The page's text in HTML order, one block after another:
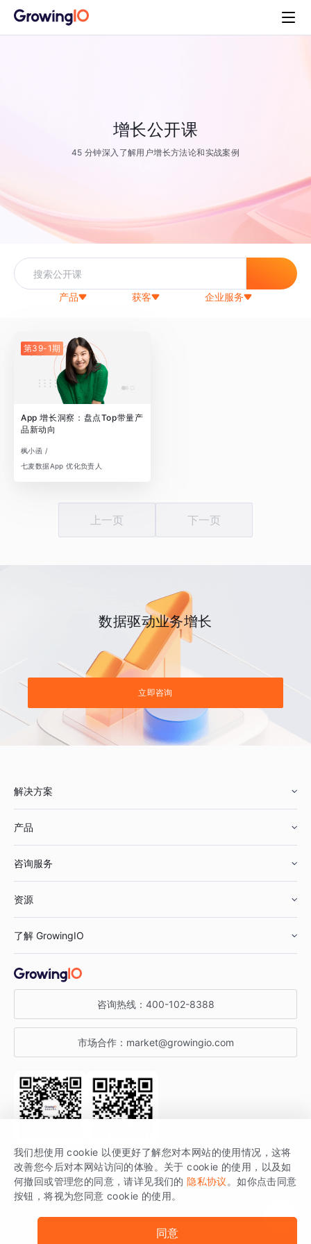
增长公开课
45 分钟深入了解用户增长方法论和实战案例
产品 获客 企业服务
第39-1期
App 增长洞察：盘点Top带量产
品新动向
枫小函 /
七麦数据App 优化负责人
上一页 下一页
数据驱动业务增长
立即咨询
解决方案
鞋服行业
汽车行业
金融行业
产品
智能运营
获客分析
咨询服务
资源
增长公开课
增长博客
开发者文档
SDK 文档
场景指南
了解 GrowingIO
关于 GrowingIO
增长大会
行业活动
咨询热线： 400-102-8388
市场合作： market@growingio.com
关注公众号 获取更多干货
GrowingIO 是专注于数据智能分析与增长的品牌，核心平台为 GrowingIO
分析云。
版权所有 © 北京易数科技有限公司
我们想使用 cookie 以便更好了解您对本网站的使用情况，这将
改善您今后对本网站访问的体验。关于 cookie 的使用，以及如
何撤回或管理您的同意，请详见我们的 隐私协议 。如你点击同意
按钮，将视为您同意 cookie 的使用。
同意